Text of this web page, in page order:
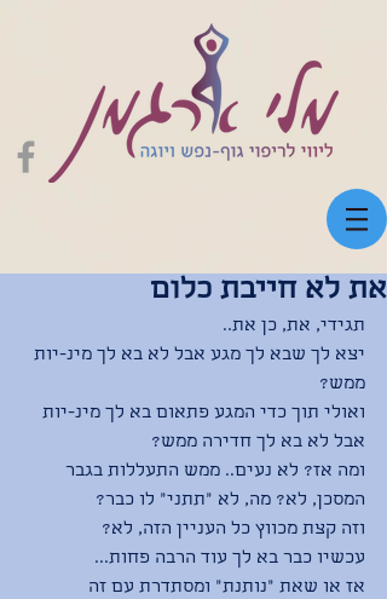
את לא חייבת כלום
תגידי, את, כן את..
יצא לך שבא לך מגע אבל לא בא לך מינ-יות
ממש?
ואולי תוך כדי המגע פתאום בא לך מינ-יות
אבל לא בא לך חדירה ממש?
ומה אז? לא נעים.. ממש התעללות בגבר
המסכן, לא? מה, לא ״תתני״ לו כבר?
וזה קצת מכווץ כל העניין הזה, לא?
עכשיו כבר בא לך עוד הרבה פחות...
אז או שאת ״נותנת״ ומסתדרת עם זה